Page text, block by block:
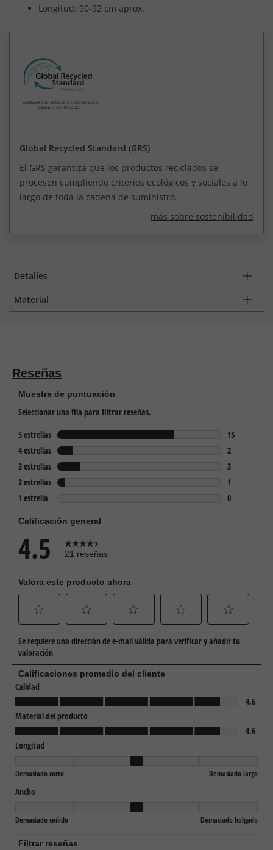
Longitud: 90-92 cm aprox.
Global Recycled Standard (GRS)
El GRS garantiza que los productos reciclados se
procesen cumpliendo criterios ecológicos y sociales a lo
largo de toda la cadena de suministro.
más sobre sostenibilidad
Detalles
Material